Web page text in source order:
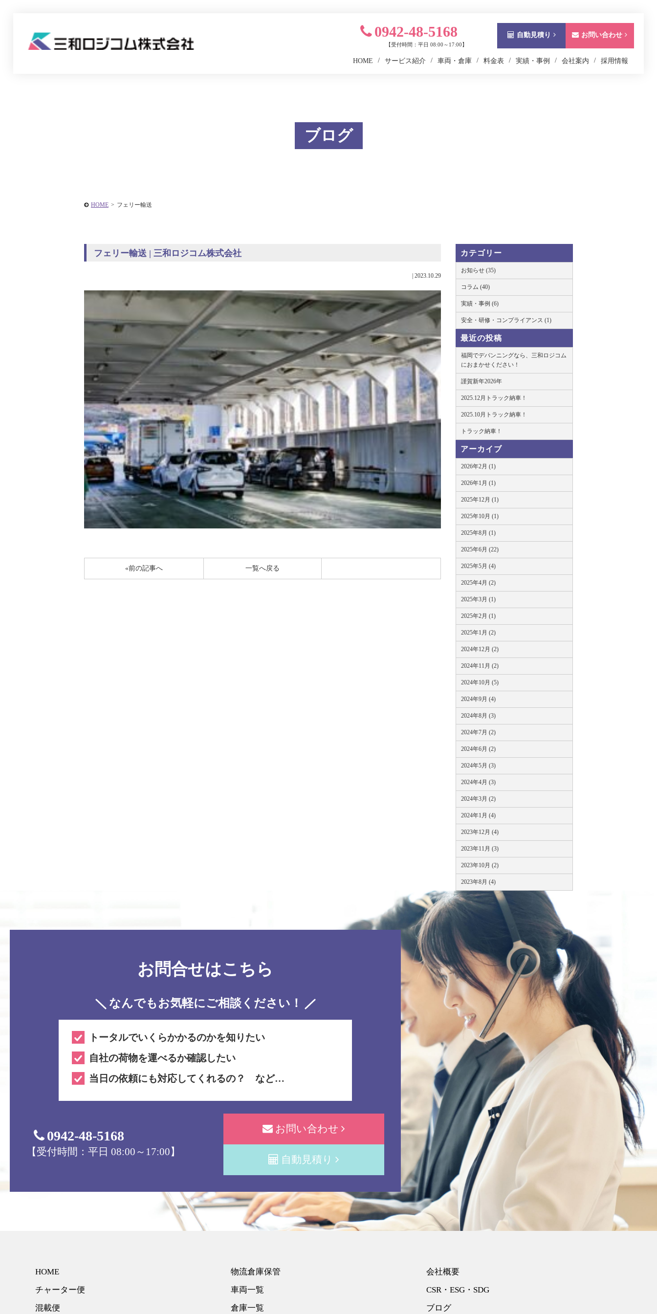
HOME サービス紹介 車両・倉庫 料金表 実績・事例 会社案内 採用情報
0942-48-5168
【受付時間：平日 08:00～17:00】
自動見積り お問い合わせ
ブログ
HOME > フェリー輸送
フェリー輸送 | 三和ロジコム株式会社
2023.10.29
«前の記事へ 一覧へ戻る
カテゴリー
お知らせ (35)
コラム (40)
実績・事例 (6)
安全・研修・コンプライアンス (1)
最近の投稿
福岡でデバンニングなら、三和ロジコム
におまかせください！
謹賀新年2026年
2025.12月トラック納車！
2025.10月トラック納車！
トラック納車！
アーカイブ
2026年2月 (1)
2026年1月 (1)
2025年12月 (1)
2025年10月 (1)
2025年8月 (1)
2025年6月 (22)
2025年5月 (4)
2025年4月 (2)
2025年3月 (1)
2025年2月 (1)
2025年1月 (2)
2024年12月 (2)
2024年11月 (2)
2024年10月 (5)
2024年9月 (4)
2024年8月 (3)
2024年7月 (2)
2024年6月 (2)
2024年5月 (3)
2024年4月 (3)
2024年3月 (2)
2024年1月 (4)
2023年12月 (4)
2023年11月 (3)
2023年10月 (2)
2023年8月 (4)
お問合せはこちら
なんでもお気軽にご相談ください！
トータルでいくらかかるのかを知りたい
自社の荷物を運べるか確認したい
当日の依頼にも対応してくれるの？ など…
0942-48-5168
【受付時間：平日 08:00～17:00】
お問い合わせ
自動見積り
HOME
チャーター便
混載便
物流倉庫保管
車両一覧
倉庫一覧
会社概要
CSR・ESG・SDG
ブログ